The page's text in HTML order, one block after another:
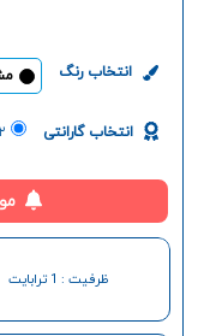
انتخاب رنگ
انتخاب گارانتی ۲ ساله (ام آی‌تی/آواژنگ/الماس)
ظرفیت : 1 ترابایت